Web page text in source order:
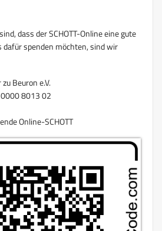
dass der SCHOTT-Online eine gute
dafür spenden möchten, sind wir
Beuron e.V.
8013 02
Online-SCHOTT